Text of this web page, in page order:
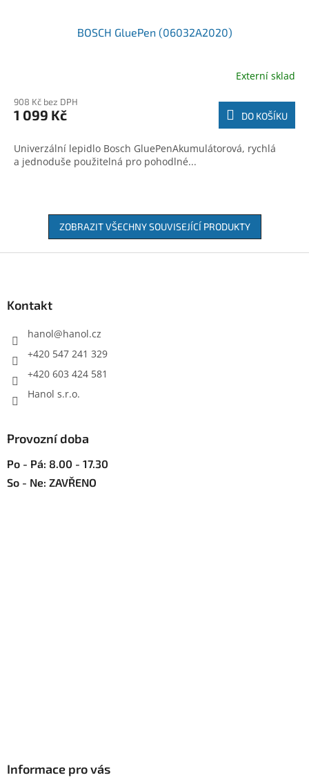
BOSCH GluePen (06032A2020)
Externí sklad
908 Kč bez DPH
1 099 Kč DO KOŠÍKU
Univerzální lepidlo Bosch GluePenAkumulátorová, rychlá
a jednoduše použitelná pro pohodlné...
ZOBRAZIT VŠECHNY SOUVISEJÍCÍ PRODUKTY
Kontakt
hanol@hanol.cz
+420 547 241 329
+420 603 424 581
Hanol s.r.o.
Provozní doba
Po - Pá: 8.00 - 17.30
So - Ne: ZAVŘENO
Informace pro vás